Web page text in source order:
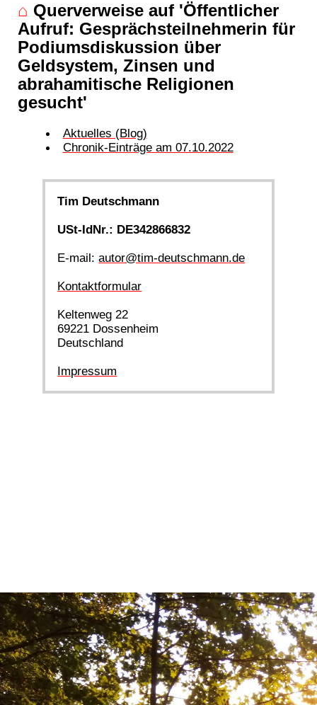
⌂ Querverweise auf 'Öffentlicher
Aufruf: Gesprächsteilnehmerin für
Podiumsdiskussion über
Geldsystem, Zinsen und
abrahamitische Religionen
gesucht'
Aktuelles (Blog)
Chronik-Einträge am 07.10.2022
Tim Deutschmann
USt-IdNr.: DE342866832
E-mail:autor@tim-deutschmann.de
Kontaktformular
Keltenweg 22
69221 Dossenheim
Deutschland
Impressum